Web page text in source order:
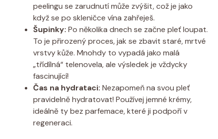
peelingu se zarudnutí může zvýšit, což je jako
když se ⁢po skleničce vína zahřeješ.
Šupinky: Po několika dnech se začne pleť loupat.
To je přirozený proces, jak‍ se zbavit‌ staré, mrtvé
vrstvy kůže. Mnohdy to vypadá jako malá
„třídílná“ ⁢telenovela, ale výsledek je ⁣vždycky
fascinující!
Čas na hydrataci: ⁣Nezapomeň na ‌svou pleť
pravidelně hydratovat! Používej jemné krémy,
ideálně ty bez parfemace, ⁢které ji podpoří v
regeneraci.